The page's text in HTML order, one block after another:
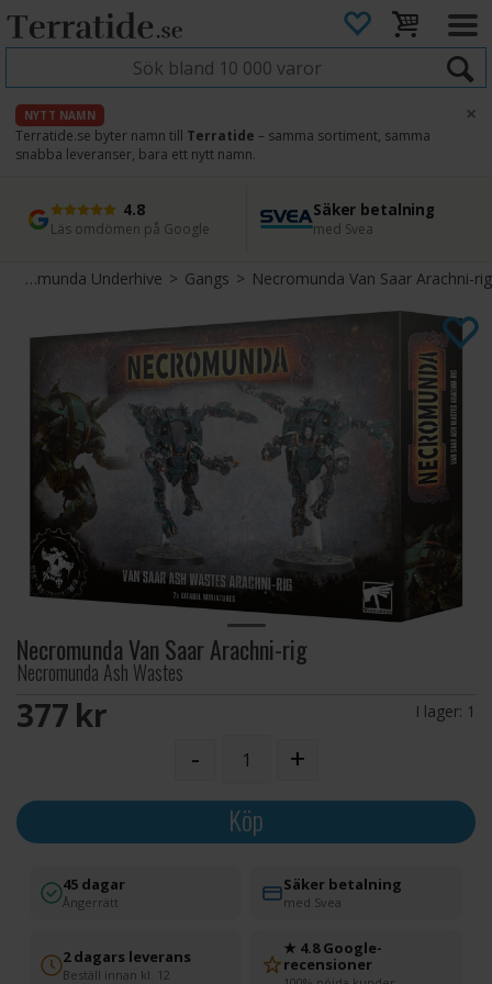
NYTT NAMN
Terratide.se byter namn till Terratide – samma sortiment, samma
snabba leveranser, bara ett nytt namn.
×
4.8
Läs omdömen på Google
Säker betalning
med Svea
Snabb leverans
Direkt från lager
45 dagars ångerrätt
Enkel retur
Necromunda Underhive>Gangs> Necromunda Van Saar Arachni-rig
Necromunda Van Saar Arachni-rig
Necromunda Ash Wastes
377 SEK I lager: 1
- +
Köp
45 dagar
Ångerrätt
Säker betalning
med Svea
2 dagars leverans
Beställ innan kl. 12
★ 4.8 Google-
recensioner